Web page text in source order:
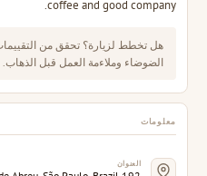
coffee and good company.
هل تخطط لزيارة؟ تحقق من
الضوضاء وملاءمة العمل قبل الذهاب.
معلومات
العنوان